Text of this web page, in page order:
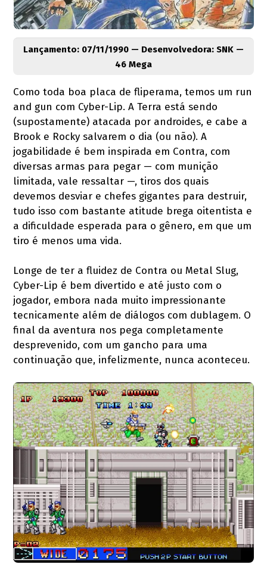
Lançamento: 07/11/1990 — Desenvolvedora: SNK —
46 Mega
Como toda boa placa de fliperama, temos um run
and gun com Cyber-Lip. A Terra está sendo
(supostamente) atacada por androides, e cabe a
Brook e Rocky salvarem o dia (ou não). A
jogabilidade é bem inspirada em Contra, com
diversas armas para pegar — com munição
limitada, vale ressaltar —, tiros dos quais
devemos desviar e chefes gigantes para destruir,
tudo isso com bastante atitude brega oitentista e
a dificuldade esperada para o gênero, em que um
tiro é menos uma vida.
Longe de ter a fluidez de Contra ou Metal Slug,
Cyber-Lip é bem divertido e até justo com o
jogador, embora nada muito impressionante
tecnicamente além de diálogos com dublagem. O
final da aventura nos pega completamente
desprevenido, com um gancho para uma
continuação que, infelizmente, nunca aconteceu.